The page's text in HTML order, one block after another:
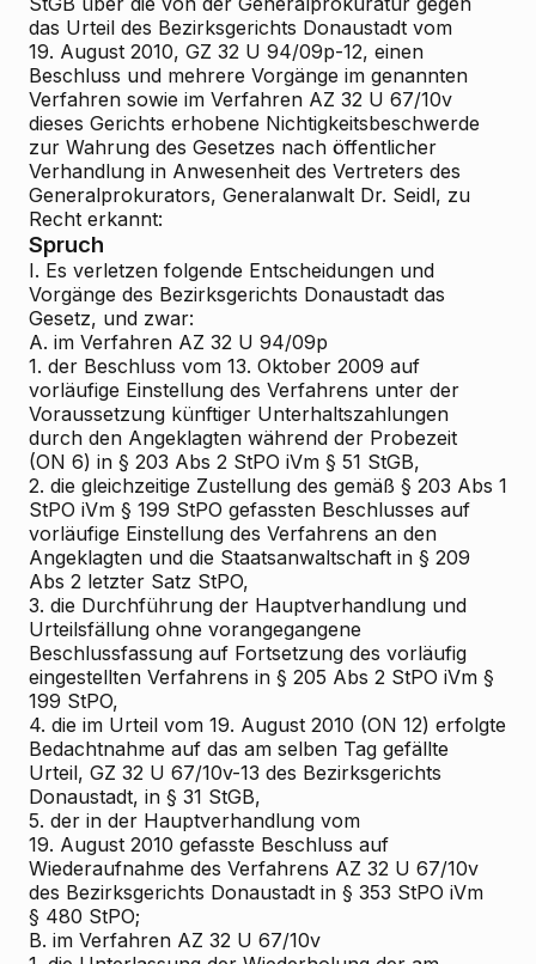
das Urteil des Bezirksgerichts Donaustadt vom
19. August 2010, GZ 32 U 94/09p-12, einen
Beschluss und mehrere Vorgänge im genannten
Verfahren sowie im Verfahren AZ 32 U 67/10v
dieses Gerichts erhobene Nichtigkeitsbeschwerde
zur Wahrung des Gesetzes nach öffentlicher
Verhandlung in Anwesenheit des Vertreters des
Generalprokurators, Generalanwalt Dr. Seidl, zu
Recht erkannt:
Spruch
I. Es verletzen folgende Entscheidungen und
Vorgänge des Bezirksgerichts Donaustadt das
Gesetz, und zwar:
A. im Verfahren AZ 32 U 94/09p
1. der Beschluss vom 13. Oktober 2009 auf
vorläufige Einstellung des Verfahrens unter der
Voraussetzung künftiger Unterhaltszahlungen
durch den Angeklagten während der Probezeit
(ON 6) in § 203 Abs 2 StPO iVm § 51 StGB,
2. die gleichzeitige Zustellung des gemäß § 203 Abs 1
StPO iVm § 199 StPO gefassten Beschlusses auf
vorläufige Einstellung des Verfahrens an den
Angeklagten und die Staatsanwaltschaft in § 209
Abs 2 letzter Satz StPO,
3. die Durchführung der Hauptverhandlung und
Urteilsfällung ohne vorangegangene
Beschlussfassung auf Fortsetzung des vorläufig
eingestellten Verfahrens in § 205 Abs 2 StPO iVm §
199 StPO,
4. die im Urteil vom 19. August 2010 (ON 12) erfolgte
Bedachtnahme auf das am selben Tag gefällte
Urteil, GZ 32 U 67/10v-13 des Bezirksgerichts
Donaustadt, in § 31 StGB,
5. der in der Hauptverhandlung vom
19. August 2010 gefasste Beschluss auf
Wiederaufnahme des Verfahrens AZ 32 U 67/10v
des Bezirksgerichts Donaustadt in § 353 StPO iVm
§ 480 StPO;
B. im Verfahren AZ 32 U 67/10v